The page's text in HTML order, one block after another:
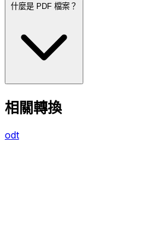
什麼是 PDF 檔案？
相關轉換
odt